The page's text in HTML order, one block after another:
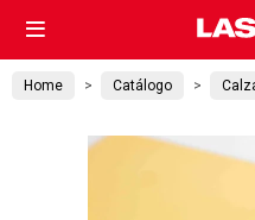

Home Catálogo